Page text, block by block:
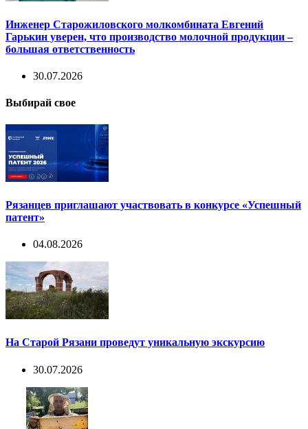
Инженер Старожиловского молкомбината Евгений
Гарькин уверен, что производство молочной продукции –
большая ответственность
30.07.2026
Выбирай свое
Рязанцев приглашают участвовать в конкурсе «Успешный
патент»
04.08.2026
На Старой Рязани проведут уникальную экскурсию
30.07.2026